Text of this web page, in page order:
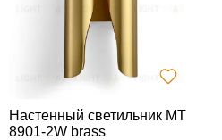
Настенный светильник MT
8901-2W brass